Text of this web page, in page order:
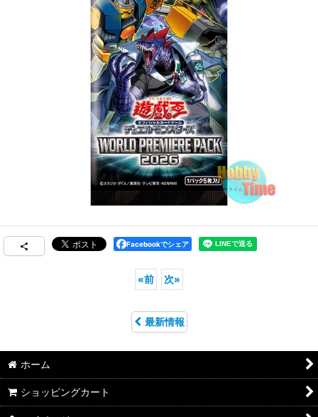
Facebookでシェア
«前 次»
最新情報
ホーム
ショッピングカート